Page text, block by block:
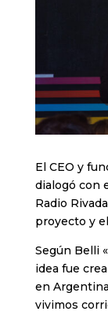
El CEO y
dialogó con
Radio
proyecto y
Según Belli
idea fue
en
vivimos